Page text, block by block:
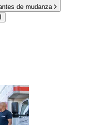
de mudanza